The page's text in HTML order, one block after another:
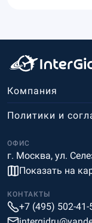
Компания
ОФИС
г. Москва, ул.
Показать на
Политики и
КОНТАКТЫ
+7 (495) 502-41-